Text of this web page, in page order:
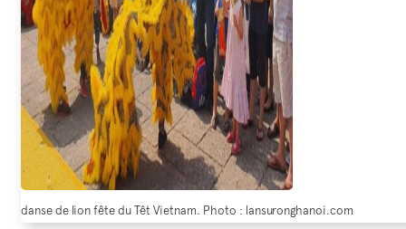
danse de lion fête du Têt Vietnam. Photo : lansuronghanoi.com